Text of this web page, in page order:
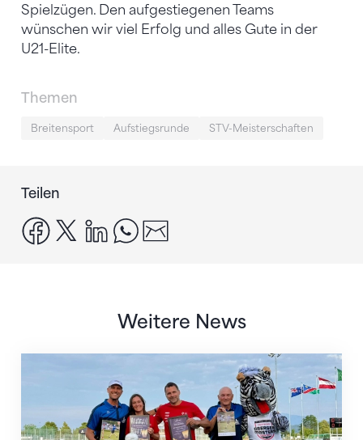
Spielzügen. Den aufgestiegenen Teams
wünschen wir viel Erfolg und alles Gute in der
U21-Elite.
Themen
Breitensport Aufstiegsrunde STV-Meisterschaften
Teilen
facebook
x linkedinwhatsapp
Weitere News
IFA-Awards an Schweizer Faustball-Vertreter*innen